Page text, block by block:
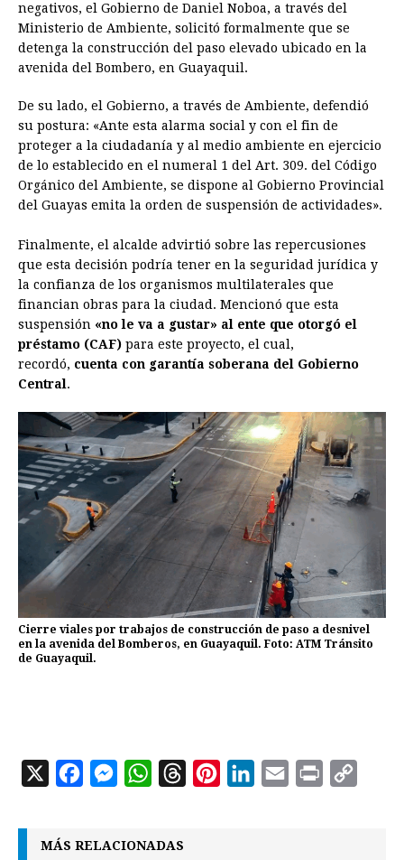
negativos, el Gobierno de Daniel Noboa, a través del
Ministerio de Ambiente, solicitó formalmente que se
detenga la construcción del paso elevado ubicado en la
avenida del Bombero, en Guayaquil.
De su lado, el Gobierno, a través de Ambiente, defendió
su postura: «Ante esta alarma social y con el fin de
proteger a la ciudadanía y al medio ambiente en ejercicio
de lo establecido en el numeral 1 del Art. 309. del Código
Orgánico del Ambiente, se dispone al Gobierno Provincial
del Guayas emita la orden de suspensión de actividades».
Finalmente, el alcalde advirtió sobre las repercusiones
que esta decisión podría tener en la seguridad jurídica y
la confianza de los organismos multilaterales que
financian obras para la ciudad. Mencionó que esta
suspensión «no le va a gustar» al ente que otorgó el
préstamo (CAF) para este proyecto, el cual,
recordó, cuenta con garantía soberana del Gobierno
Central.
Cierre viales por trabajos de construcción de paso a desnivel
en la avenida del Bomberos, en Guayaquil. Foto: ATM Tránsito
de Guayaquil.
X
e
M
s
W
t
MÁS RELACIONADAS